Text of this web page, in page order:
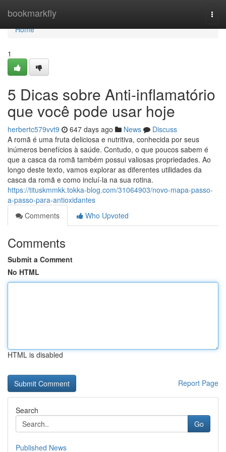
bookmarkfly
Home
Home
1
5 Dicas sobre Anti-inflamatório
que você pode usar hoje
herbertc579vvt9 647 days ago News
Discuss
A romã é uma fruta deliciosa e nutritiva, conhecida por seus
inúmeros benefícios à saúde. Contudo, o que poucos sabem é
que a casca da romã também possui valiosas propriedades. Ao
longo deste texto, vamos explorar as diferentes utilidades da
casca da romã e como incluí-la na sua rotina.
https://tituskmmkk.tokka-blog.com/31064903/novo-mapa-passo-
a-passo-para-antioxidantes
Comments
Who Upvoted
Comments
Submit a Comment
No HTML
HTML is disabled
Report Page
Search
Go
Published News